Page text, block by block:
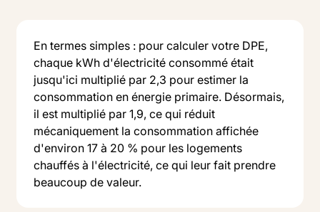
En termes simples : pour calculer votre DPE,
chaque kWh d'électricité consommé était
jusqu'ici multiplié par 2,3 pour estimer la
consommation en énergie primaire. Désormais,
il est multiplié par 1,9, ce qui réduit
mécaniquement la consommation affichée
d'environ 17 à 20 % pour les logements
chauffés à l'électricité, ce qui leur fait prendre
beaucoup de valeur.